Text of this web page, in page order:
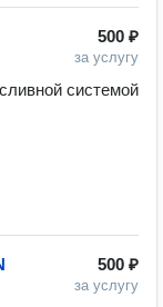
500 ₽
за услугу
системой
500 ₽
за услугу